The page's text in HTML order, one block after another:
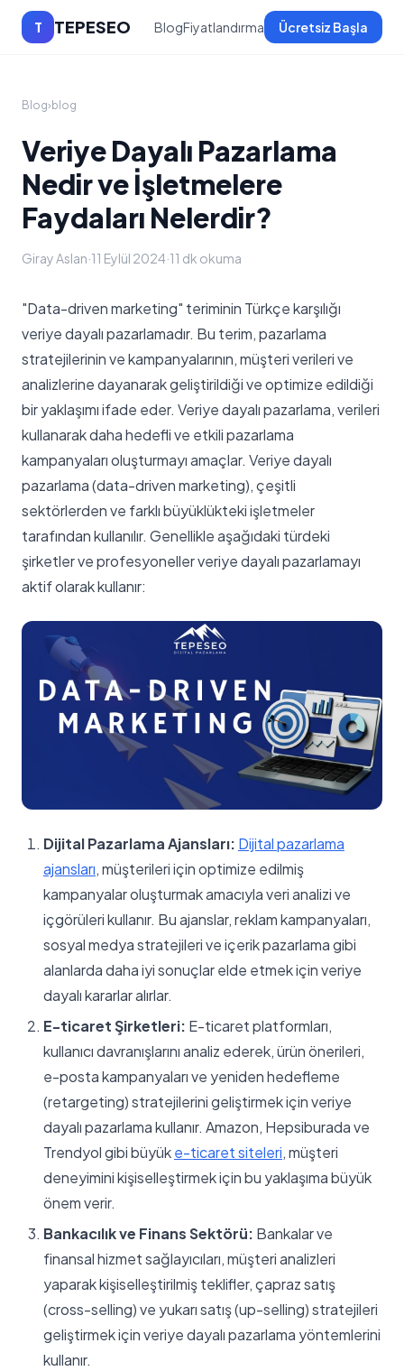
T TEPESEO BlogFiyatlandırma Ücretsiz Başla
Blog› blog
Veriye Dayalı Pazarlama
Nedir ve İşletmelere
Faydaları Nelerdir?
Giray Aslan·11 Eylül 2024·11 dk okuma
"Data-driven marketing" teriminin Türkçe karşılığı
veriye dayalı pazarlamadır. Bu terim, pazarlama
stratejilerinin ve kampanyalarının, müşteri verileri ve
analizlerine dayanarak geliştirildiği ve optimize edildiği
bir yaklaşımı ifade eder. Veriye dayalı pazarlama, verileri
kullanarak daha hedefli ve etkili pazarlama
kampanyaları oluşturmayı amaçlar. Veriye dayalı
pazarlama (data-driven marketing), çeşitli
sektörlerden ve farklı büyüklükteki işletmeler
tarafından kullanılır. Genellikle aşağıdaki türdeki
şirketler ve profesyoneller veriye dayalı pazarlamayı
aktif olarak kullanır:
Dijital Pazarlama Ajansları: Dijital pazarlama
ajansları, müşterileri için optimize edilmiş
kampanyalar oluşturmak amacıyla veri analizi ve
içgörüleri kullanır. Bu ajanslar, reklam kampanyaları,
sosyal medya stratejileri ve içerik pazarlama gibi
alanlarda daha iyi sonuçlar elde etmek için veriye
dayalı kararlar alırlar.
E-ticaret Şirketleri: E-ticaret platformları,
kullanıcı davranışlarını analiz ederek, ürün önerileri,
e-posta kampanyaları ve yeniden hedefleme
(retargeting) stratejilerini geliştirmek için veriye
dayalı pazarlama kullanır. Amazon, Hepsiburada ve
Trendyol gibi büyüke-ticaret siteleri, müşteri
deneyimini kişiselleştirmek için bu yaklaşıma büyük
önem verir.
Bankacılık ve Finans Sektörü: Bankalar ve
finansal hizmet sağlayıcıları, müşteri analizleri
yaparak kişiselleştirilmiş teklifler, çapraz satış
(cross-selling) ve yukarı satış (up-selling) stratejileri
geliştirmek için veriye dayalı pazarlama yöntemlerini
kullanır.